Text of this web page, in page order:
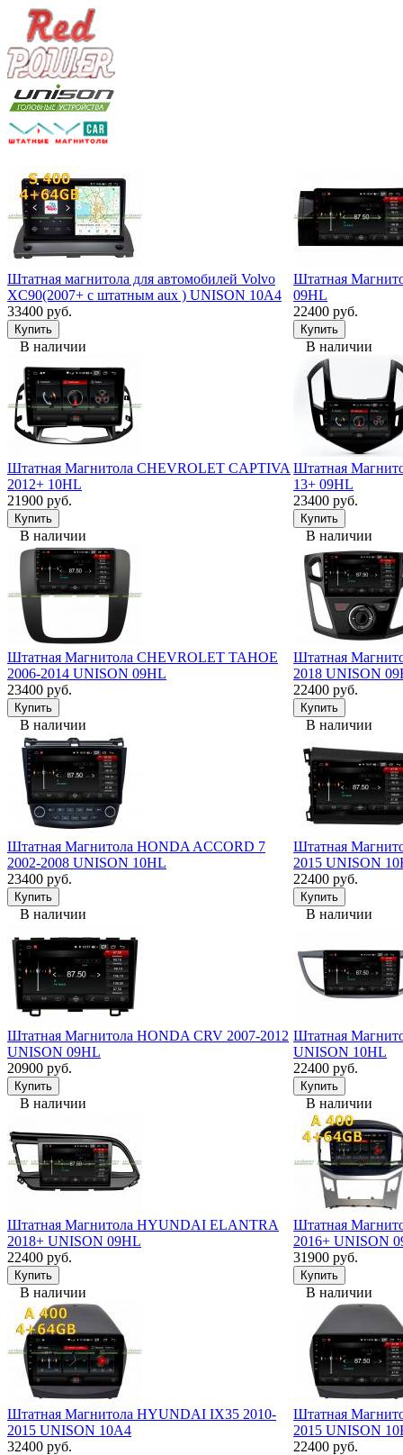
Штатная магнитола для автомобилей Volvo
XC90(2007+ с штатным aux ) UNISON 10A4
33400 руб.
В наличии
Штатная
09HL
22400 руб.
В наличии
Штатная Магнитола CHEVROLET CAPTIVA
2012+ 10HL
21900 руб.
В наличии
Штатная
13+ 09HL
23400 руб.
В наличии
Штатная Магнитола CHEVROLET TAHOE
2006-2014 UNISON 09HL
23400 руб.
В наличии
Штатная
2018 UNISON
22400 руб.
В наличии
Штатная Магнитола HONDA ACCORD 7
2002-2008 UNISON 10HL
23400 руб.
В наличии
Штатная
2015 UNISON
22400 руб.
В наличии
Штатная Магнитола HONDA CRV 2007-2012
UNISON 09HL
20900 руб.
В наличии
Штатная
UNISON 10HL
22400 руб.
В наличии
Штатная Магнитола HYUNDAI ELANTRA
2018+ UNISON 09HL
22400 руб.
В наличии
Штатная
2016+ UNISON
31900 руб.
В наличии
Штатная Магнитола HYUNDAI IX35 2010-
2015 UNISON 10A4
32400 руб.
Штатная
2015 UNISON
22400 руб.